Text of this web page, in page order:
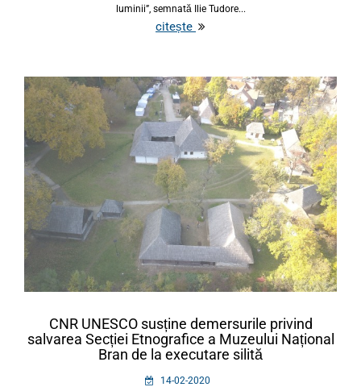
luminii”, semnată Ilie Tudore...
citește
CNR UNESCO susține demersurile privind
salvarea Secției Etnografice a Muzeului Național
Bran de la executare silită
14-02-2020